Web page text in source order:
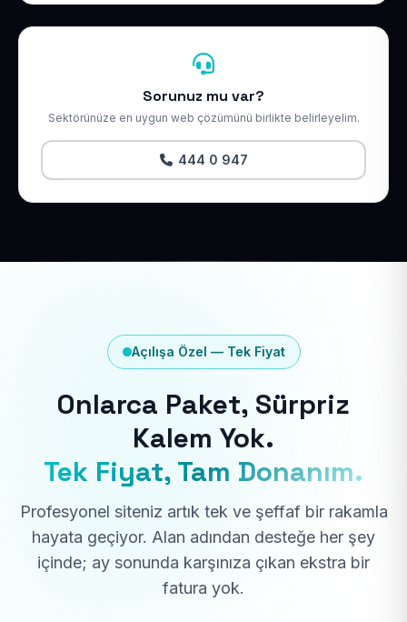
Sorunuz mu var?
Sektörünüze en uygun web çözümünü birlikte belirleyelim.
444 0 947
Açılışa Özel — Tek Fiyat
Onlarca Paket, Sürpriz
Kalem Yok.
Tek Fiyat, Tam Donanım.
Profesyonel siteniz artık tek ve şeffaf bir rakamla
hayata geçiyor. Alan adından desteğe her şey
içinde; ay sonunda karşınıza çıkan ekstra bir
fatura yok.